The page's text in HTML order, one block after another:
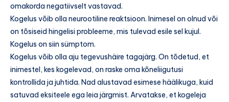
omakorda negatiivselt vastavad.
Kogelus võib olla neurootiline reaktsioon. Inimesel on olnud või
on tõsiseid hingelisi probleeme, mis tulevad esile sel kujul.
Kogelus on siin sümptom.
Kogelus võib olla aju tegevushäire tagajärg. On tõdetud, et
inimestel, kes kogelevad, on raske oma kõneliigutusi
kontrollida ja juhtida. Nad alustavad esimese häälikuga, kuid
satuvad eksiteele ega leia järgmist. Arvatakse, et kogeleja